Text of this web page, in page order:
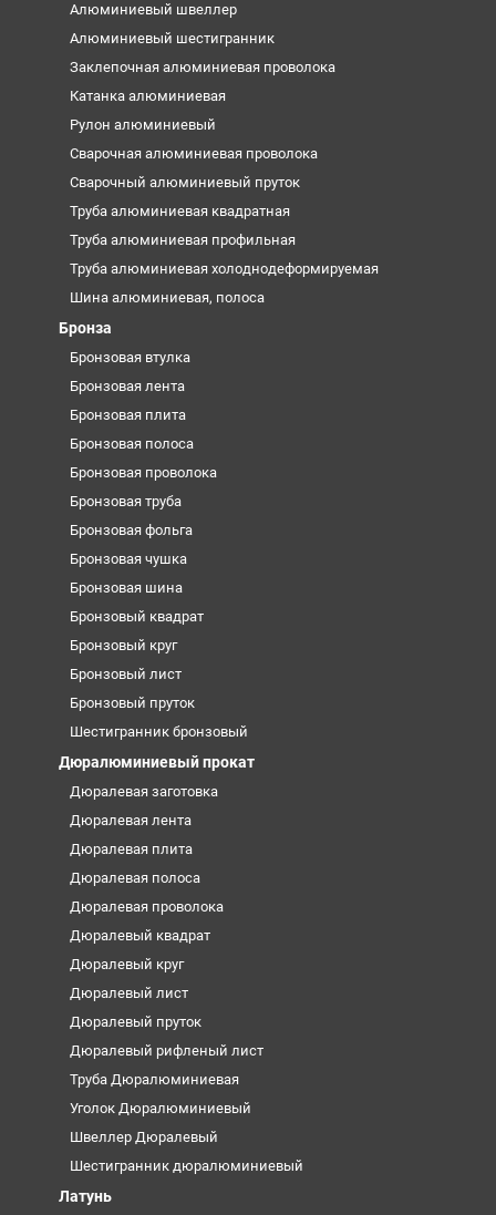
Алюминиевый швеллер
Алюминиевый шестигранник
Заклепочная алюминиевая проволока
Катанка алюминиевая
Рулон алюминиевый
Сварочная алюминиевая проволока
Сварочный алюминиевый пруток
Труба алюминиевая квадратная
Труба алюминиевая профильная
Труба алюминиевая холоднодеформируемая
Шина алюминиевая, полоса
Бронза
Бронзовая втулка
Бронзовая лента
Бронзовая плита
Бронзовая полоса
Бронзовая проволока
Бронзовая труба
Бронзовая фольга
Бронзовая чушка
Бронзовая шина
Бронзовый квадрат
Бронзовый круг
Бронзовый лист
Бронзовый пруток
Шестигранник бронзовый
Дюралюминиевый прокат
Дюралевая заготовка
Дюралевая лента
Дюралевая плита
Дюралевая полоса
Дюралевая проволока
Дюралевый квадрат
Дюралевый круг
Дюралевый лист
Дюралевый пруток
Дюралевый рифленый лист
Труба Дюралюминиевая
Уголок Дюралюминиевый
Швеллер Дюралевый
Шестигранник дюралюминиевый
Латунь